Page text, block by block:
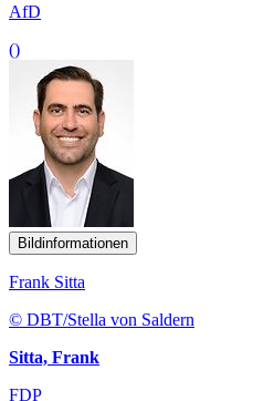
AfD
()
Bildinformationen
Frank Sitta
© DBT/Stella von Saldern
Sitta, Frank
FDP